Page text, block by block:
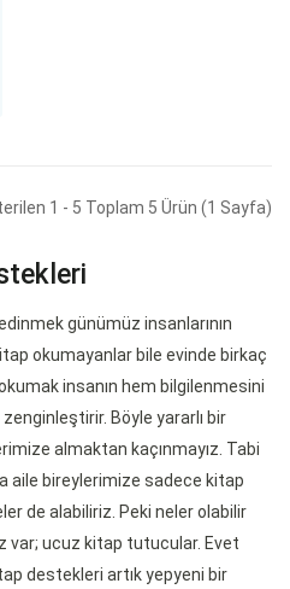
1 - 5 Toplam 5 Ürün (1 Sayfa)
günümüz insanlarının
okumayanlar bile evinde birkaç
insanın hem bilgilenmesini
Böyle yararlı bir
almaktan kaçınmayız. Tabi
aile bireylerimize sadece kitap
de alabiliriz. Peki neler olabilir
var; ucuz kitap tutucular. Evet
destekleri artık yepyeni bir